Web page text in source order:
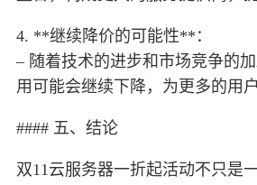
4. **继续降价的可能性**：
– 随着技术的进步和市场竞争的
用可能会继续下降，为更多的用
#### 五、结论
双11云服务器一折起活动不只是